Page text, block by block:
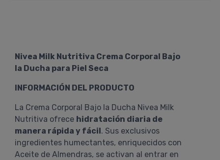
Nivea Milk Nutritiva Crema Corporal Bajo
la Ducha para Piel Seca
INFORMACIÓN DEL PRODUCTO
La Crema Corporal Bajo la Ducha Nivea Milk
Nutritiva ofrece hidratación diaria de
manera rápida y fácil. Sus exclusivos
ingredientes humectantes, enriquecidos con
Aceite de Almendras, se activan al entrar en